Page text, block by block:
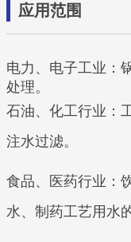
应用范围
电力、电子工业：
处理。
石油、化工行业：
注水过滤。
食品、医药行业：
水、制药工艺用水